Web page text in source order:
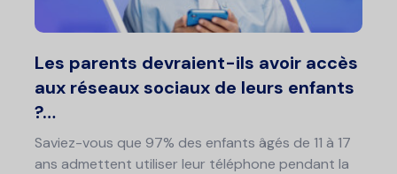
Les parents devraient-ils avoir accès
aux réseaux sociaux de leurs enfants
?…
Saviez-vous que 97% des enfants âgés de 11 à 17
ans admettent utiliser leur téléphone pendant la